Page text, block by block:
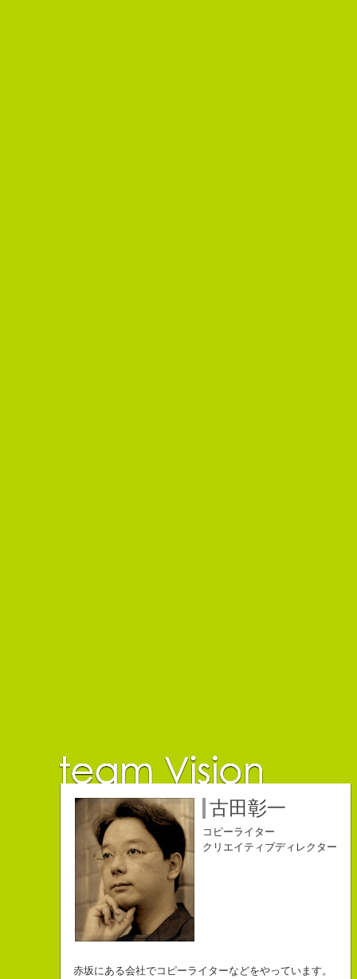
佐藤延夫
コピーライター
チームVision 事務局長
保持壮太郎
コピーライター
自己紹介ジェネレーターというサイトがある。試しにやってみた。
小山佳奈
コピーライター
なにがしか書いていられるしごとはとっても
中村直史
コピーライター
長崎県五島市出身
江口順也
コピーライター
Copy writer
名雪祐平
コピーライター
クリエイティブディレクター
初対面の人によく言われる。
古田彰一
コピーライター
クリエイティブディレクター
赤坂にある会社でコピーライターなどをやっています。